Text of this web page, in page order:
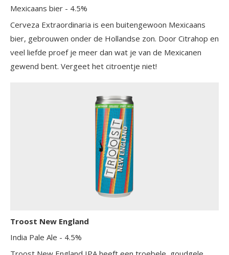
Mexicaans bier - 4.5%
Cerveza Extraordinaria is een buitengewoon Mexicaans
bier, gebrouwen onder de Hollandse zon. Door Citrahop en
veel liefde proef je meer dan wat je van de Mexicanen
gewend bent. Vergeet het citroentje niet!
Troost New England
India Pale Ale - 4.5%